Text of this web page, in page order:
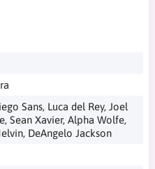
Sans, Luca del Rey, Joel
Sean Xavier, Alpha Wolfe,
DeAngelo Jackson